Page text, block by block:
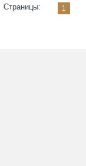
Страницы: 1